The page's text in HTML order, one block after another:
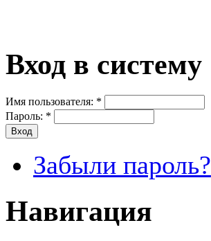
Вход в систему
Имя пользователя: *
Пароль: *
Забыли пароль?
Навигация